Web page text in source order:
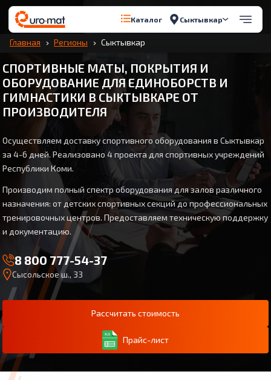
Каталог Сыктывкар
Главная Регионы Сыктывкар
СПОРТИВНЫЕ МАТЫ, ПОКРЫТИЯ И
ОБОРУДОВАНИЕ ДЛЯ ЕДИНОБОРСТВ И
ГИМНАСТИКИ В СЫКТЫВКАРЕ ОТ
ПРОИЗВОДИТЕЛЯ
Осуществляем доставку спортивного оборудования в Сыктывкар
за 4-6 дней. Реализовано 4 проекта для спортивных учреждений
Республики Коми.
Производим полный спектр оборудования для залов различного
назначения: от детских спортивных секций до профессиональных
тренировочных центров. Предоставляем техническую поддержку
и документацию.
8 800 777-54-37
Сысольское ш., 33
Рассчитать стоимость
Прайс-лист